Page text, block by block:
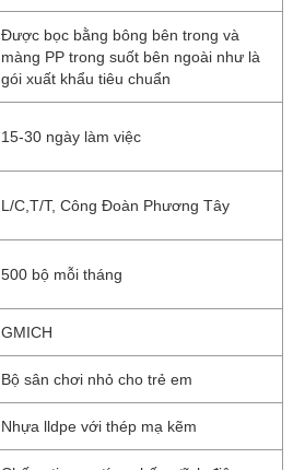
Được bọc bằng bông bên trong và
màng PP trong suốt bên ngoài như là
gói xuất khẩu tiêu chuẩn
15-30 ngày làm việc
L/C,T/T, Công Đoàn Phương Tây
500 bộ mỗi tháng
GMICH
Bộ sân chơi nhỏ cho trẻ em
Nhựa lldpe với thép mạ kẽm